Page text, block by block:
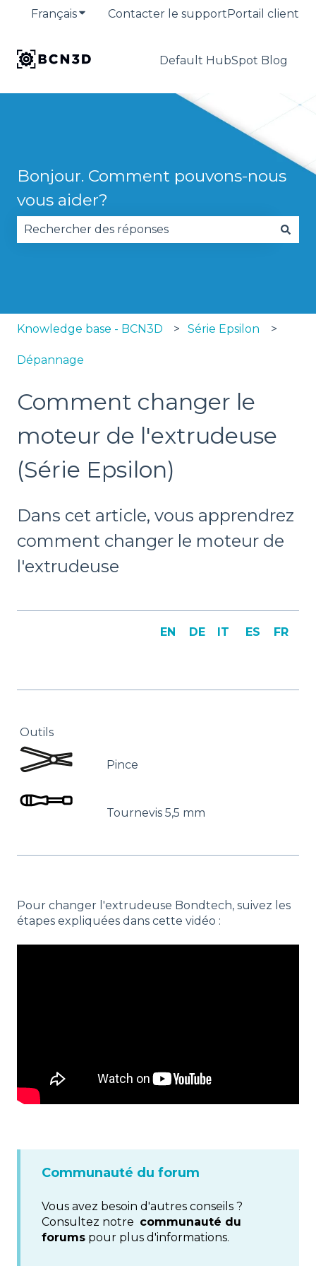
FrançaisAfficher le sous-menu pour les
Contacter le supportPortail client
Default HubSpot Blog
Bonjour. Comment pouvons-nous
vous aider?
Knowledge base - BCN3D Série Epsilon
Dépannage
Comment changer le
moteur de l'extrudeuse
(Série Epsilon)
Dans cet article, vous apprendrez
comment changer le moteur de
l'extrudeuse
EN DE IT ES FR
Outils
Pince
Tournevis 5,5 mm
Pour changer l'extrudeuse Bondtech, suivez les
étapes expliquées dans cette vidéo :
Communauté du forum
Vous avez besoin d'autres conseils ?
Consultez notre communauté du
forums pour plus d'informations.